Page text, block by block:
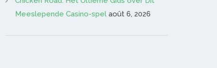
Meeslepende Casino-spel août 6, 2026